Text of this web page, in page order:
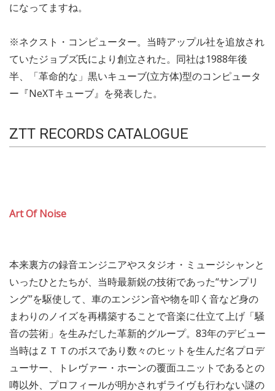
になってますね。
※ネクスト・コンピューター。当時アップル社を追放され
ていたジョブズ氏により創立された。同社は1988年後
半、「革命的な」黒いキューブ(立方体)型のコンピュータ
ー『NeXTキューブ』を発表した。
ZTT RECORDS CATALOGUE
Art Of Noise
本来裏方の録音エンジニアやスタジオ・ミュージシャンと
いったひとたちが、当時最新鋭の技術であった“サンプリ
ング”を駆使して、車のエンジン音や物を叩く音など身の
まわりのノイズを再構築することで音楽に仕立て上げ「騒
音の芸術」を生みだした革新的グループ。83年のデビュー
当時はＺＴＴのボスであり数々のヒットを生んだ名プロデ
ューサー、トレヴァー・ホーンの覆面ユニットであるとの
噂以外、プロフィールが明かされずライヴも行わない謎の